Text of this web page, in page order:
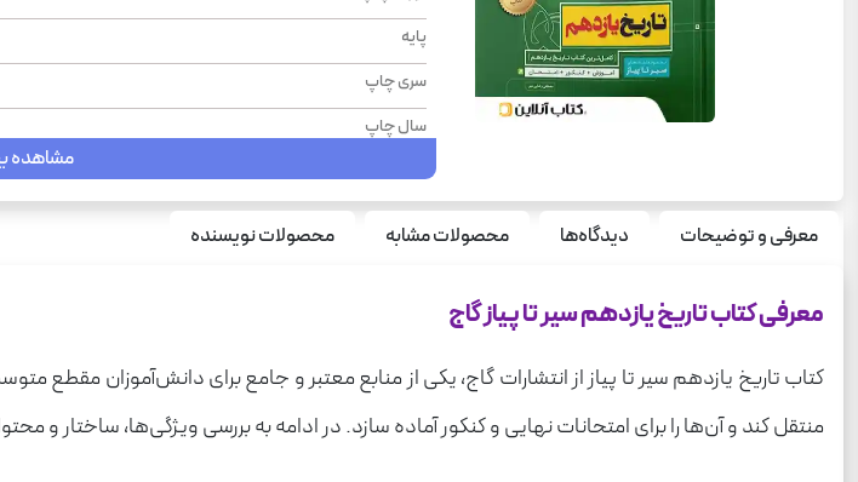
پایه
سری چاپ
سال چاپ
سری
تعداد صفحه
وزن
مشاهده
معرفی و توضیحات دیدگاه‌ها محصولات مشابه محصولات نویسنده
معرفی کتاب تاریخ یازدهم سیر تا پیاز گاج
کتاب تاریخ یازدهم سیر تا پیاز از انتشارات گاج، یکی از منابع معتبر و جامع برای دانش‌آموزان
منتقل کند و آن‌ها را برای امتحانات نهایی و کنکور آماده سازد. در ادامه به بررسی ویژگی‌ها، ساختار و